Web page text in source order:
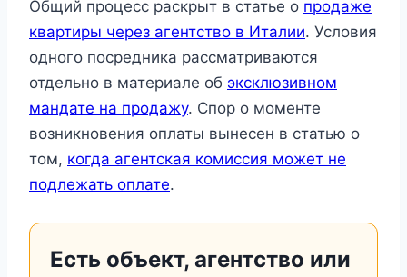
Общий процесс раскрыт в статье о продаже
квартиры через агентство в Италии. Условия
одного посредника рассматриваются
отдельно в материале об эксклюзивном
мандате на продажу. Спор о моменте
возникновения оплаты вынесен в статью о
том, когда агентская комиссия может не
подлежать оплате.
Есть объект, агентство или